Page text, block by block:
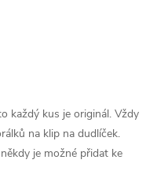
každý kus je originál. Vždy
na klip na dudlíček.
je možné přidat ke